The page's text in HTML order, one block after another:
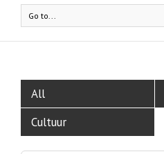
Go to...
All
Cultuur